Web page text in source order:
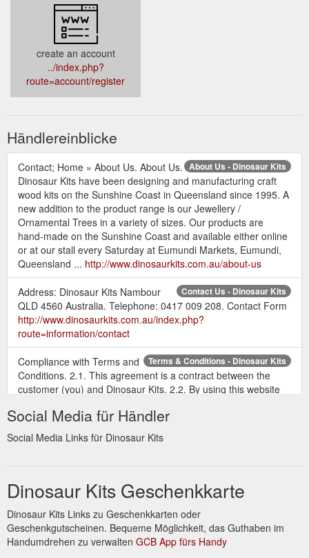
create an account
../index.php?
route=account/register
Händlereinblicke
About Us - Dinosaur Kits
Contact; Home » About Us. About Us.
Dinosaur Kits have been designing and manufacturing craft
wood kits on the Sunshine Coast in Queensland since 1995. A
new addition to the product range is our Jewellery /
Ornamental Trees in a variety of sizes. Our products are
hand-made on the Sunshine Coast and available either online
or at our stall every Saturday at Eumundi Markets, Eumundi,
Queensland ... http://www.dinosaurkits.com.au/about-us
Contact Us - Dinosaur Kits
Address: Dinosaur Kits Nambour
QLD 4560 Australia. Telephone: 0417 009 208. Contact Form
http://www.dinosaurkits.com.au/index.php?
route=information/contact
Terms & Conditions - Dinosaur Kits
Compliance with Terms and
Conditions. 2.1. This agreement is a contract between the
customer (you) and Dinosaur Kits. 2.2. By using this website
agree to be bound by these Terms and Conditions when you
Conditions apply to the Ordering, purchase, fulfilment and
Social Media für Händler
Social Media Links für Dinosaur Kits
Dinosaur Kits Geschenkkarte
Dinosaur Kits Links zu Geschenkkarten oder
Geschenkgutscheinen. Bequeme Möglichkeit, das Guthaben im
Handumdrehen zu verwalten GCB App fürs Handy